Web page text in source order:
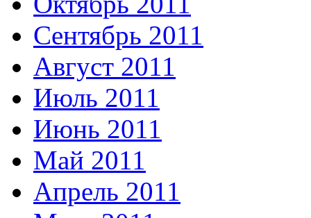
Сентябрь 2011
Август 2011
Июль 2011
Июнь 2011
Май 2011
Апрель 2011